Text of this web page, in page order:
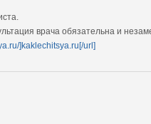
врача обязательна и
]kaklechitsya.ru[/url]